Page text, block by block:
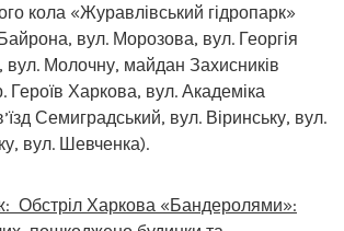
кола «Журавлівський гідропарк»
вул. Морозова, вул. Георгія
вул. Молочну, майдан Захисників
Героїв Харкова, вул. Академіка
Семиградський, вул. Віринську, вул.
вул. Шевченка).
Обстріл Харкова «Бандеролями»: